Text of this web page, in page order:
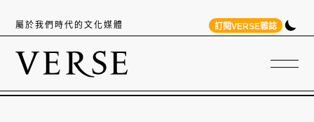
屬於我們時代的文化媒體 訂閱VERSE雜誌